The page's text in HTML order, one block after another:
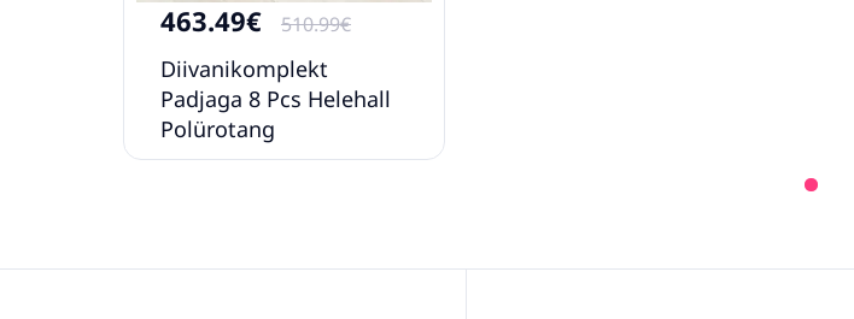
463.49€ 510.99€
Diivanikomplekt
Padjaga 8 Pcs Helehall
Polürotang